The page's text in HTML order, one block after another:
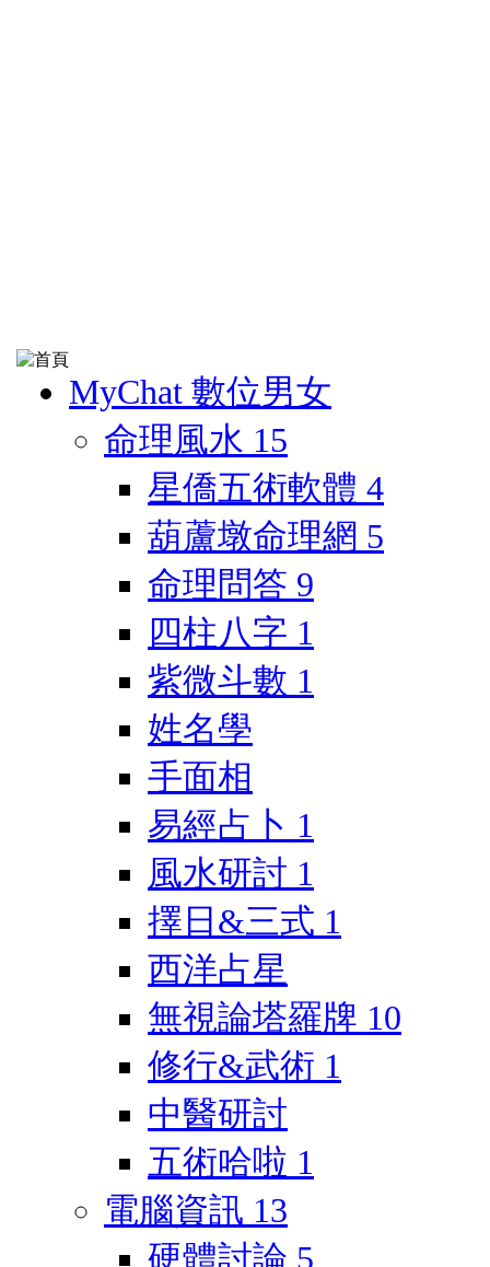
MyChat 數位男女
命理風水 15
星僑五術軟體 4
葫蘆墩命理網 5
命理問答 9
四柱八字 1
紫微斗數 1
姓名學
手面相
易經占卜 1
風水研討 1
擇日&三式 1
西洋占星
無視論塔羅牌 10
修行&武術 1
中醫研討
五術哈啦 1
電腦資訊 13
硬體討論 5